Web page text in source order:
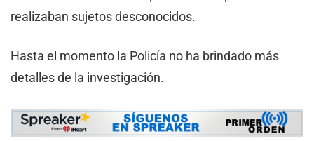
realizaban sujetos desconocidos.
Hasta el momento la Policía no ha brindado más
detalles de la investigación.